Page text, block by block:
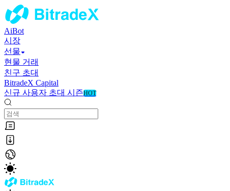
AiBot
시장
선물
현물 거래
친구 초대
BitradeX Capital
신규 사용자 초대 시즌HOT